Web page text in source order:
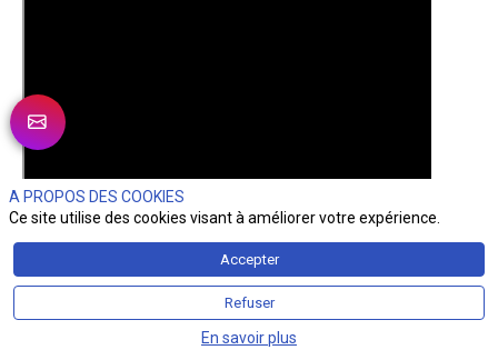
A PROPOS DES COOKIES
Ce site utilise des cookies visant à améliorer votre expérience.
Accepter
Refuser
En savoir plus